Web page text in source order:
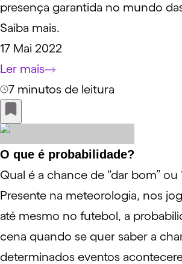
presença garantida no mundo
Saiba mais.
17 Mai 2022
Ler mais
7 minutos de leitura
O que é probabilidade?
Qual é a chance de “dar bom” ou
Presente na meteorologia, nos
até mesmo no futebol, a
cena quando se quer saber a
determinados eventos